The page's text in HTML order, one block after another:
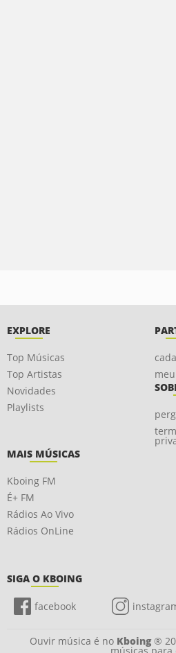
EXPLORE
Top Músicas
Top Artistas
Novidades
Playlists
MAIS MÚSICAS
Kboing FM
É+ FM
Rádios Ao Vivo
Rádios OnLine
SIGA O KBOING
facebook
Ouvir música é no Kboing®
músicas para